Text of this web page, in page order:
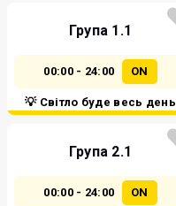
Група 1.1
00:00 - 24:00 ON
💡 Світло буде весь день
Група 2.1
00:00 - 24:00 ON